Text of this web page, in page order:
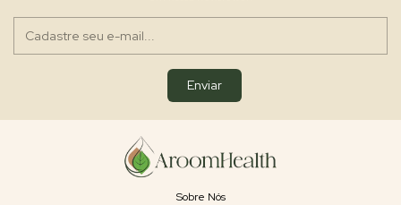
Sobre Nós